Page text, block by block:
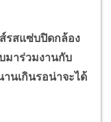
สแซ่บปิดกล้อง
มาร่วมงานกับ
านเกินรอน่าจะได้